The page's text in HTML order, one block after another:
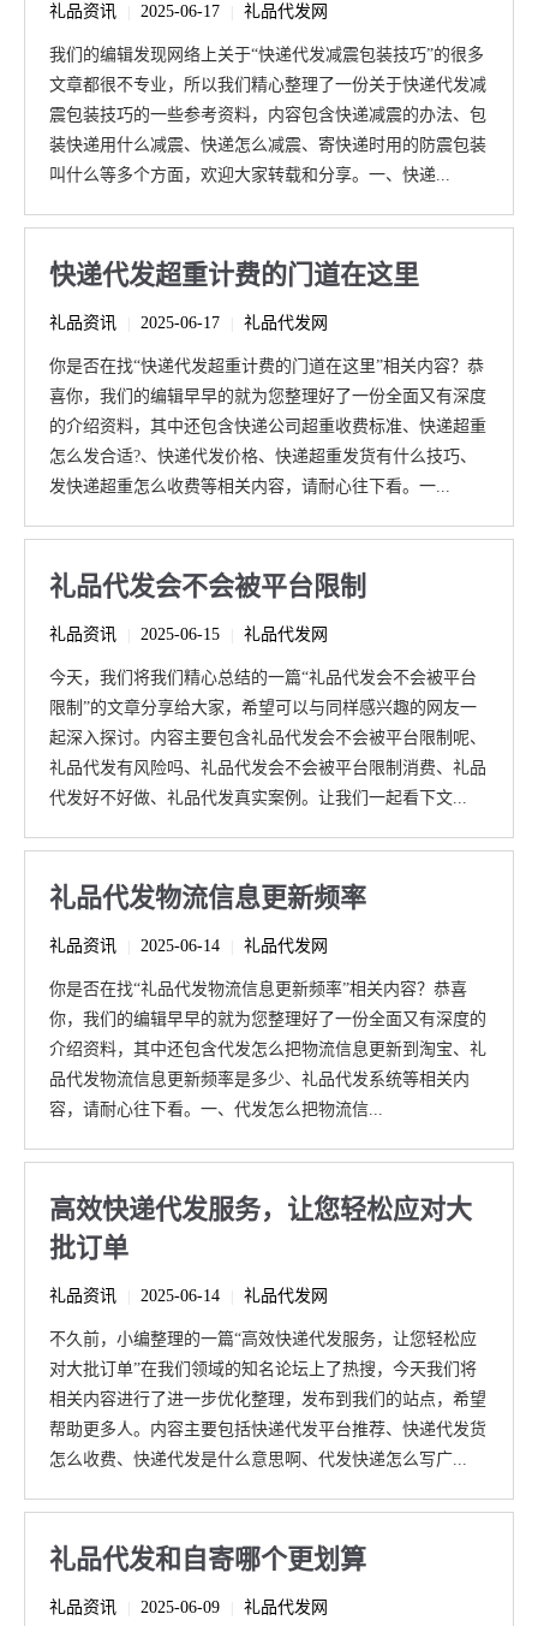
礼品资讯 2025-06-17 礼品代发网
我们的编辑发现网络上关于“快递代发减震包装技巧”的很多
文章都很不专业，所以我们精心整理了一份关于快递代发减
震包装技巧的一些参考资料，内容包含快递减震的办法、包
装快递用什么减震、快递怎么减震、寄快递时用的防震包装
叫什么等多个方面，欢迎大家转载和分享。一、快递...
快递代发超重计费的门道在这里
礼品资讯 2025-06-17 礼品代发网
你是否在找“快递代发超重计费的门道在这里”相关内容？恭
喜你，我们的编辑早早的就为您整理好了一份全面又有深度
的介绍资料，其中还包含快递公司超重收费标准、快递超重
怎么发合适?、快递代发价格、快递超重发货有什么技巧、
发快递超重怎么收费等相关内容，请耐心往下看。一...
礼品代发会不会被平台限制
礼品资讯 2025-06-15 礼品代发网
今天，我们将我们精心总结的一篇“礼品代发会不会被平台
限制”的文章分享给大家，希望可以与同样感兴趣的网友一
起深入探讨。内容主要包含礼品代发会不会被平台限制呢、
礼品代发有风险吗、礼品代发会不会被平台限制消费、礼品
代发好不好做、礼品代发真实案例。让我们一起看下文...
礼品代发物流信息更新频率
礼品资讯 2025-06-14 礼品代发网
你是否在找“礼品代发物流信息更新频率”相关内容？恭喜
你，我们的编辑早早的就为您整理好了一份全面又有深度的
介绍资料，其中还包含代发怎么把物流信息更新到淘宝、礼
品代发物流信息更新频率是多少、礼品代发系统等相关内
容，请耐心往下看。一、代发怎么把物流信...
高效快递代发服务，让您轻松应对大
批订单
礼品资讯 2025-06-14 礼品代发网
不久前，小编整理的一篇“高效快递代发服务，让您轻松应
对大批订单”在我们领域的知名论坛上了热搜，今天我们将
相关内容进行了进一步优化整理，发布到我们的站点，希望
帮助更多人。内容主要包括快递代发平台推荐、快递代发货
怎么收费、快递代发是什么意思啊、代发快递怎么写广...
礼品代发和自寄哪个更划算
礼品资讯 2025-06-09 礼品代发网